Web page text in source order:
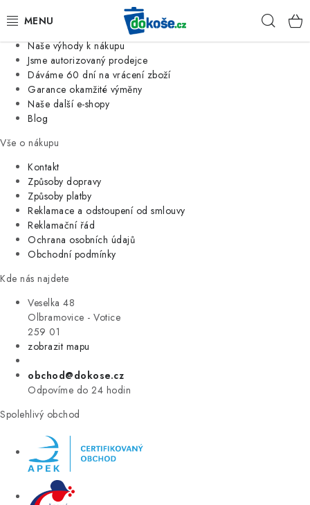
Jsme tradiční česká firma
Naše výhody k nákupu
Jsme autorizovaný prodejce
Dáváme 60 dní na vrácení zboží
Garance okamžité výměny
Naše další e-shopy
Blog
Vše o nákupu
Kontakt
Způsoby dopravy
Způsoby platby
Reklamace a odstoupení od smlouvy
Reklamační řád
Ochrana osobních údajů
Obchodní podmínky
Kde nás najdete
Veselka 48
Olbramovice - Votice
259 01
zobrazit mapu
obchod@dokose.cz
Odpovíme do 24 hodin
Spolehlivý obchod
KOŠE
SÁČKY
KUCHYNĚ
ORGANIZACE
DOMÁCNOST
ÚKLID
VÝPRODEJ
ZNAČKY
Úvod Kontakt Blog
Moje objednávka